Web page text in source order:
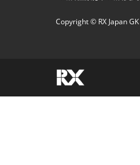
Copyright © RX Japan GK